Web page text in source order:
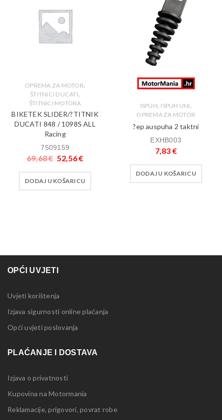
OPREMA ZA MOTOR,
ŠTITNICI DUCATI,
ŠTITNICI MOTORA
BIKETEK SLIDER/?TITNIK
DUCATI 848 / 1098S ALL
Racing
7509159
69,68€ 52,56€
DODAJ U KOŠARICU
ISPUH, ISPUH UNI,
OPREMA ZA MOTOR
?ep auspuha 2 taktni
EXHB003
7,83 €
DODAJ U KOŠARICU
OPĆI UVJETI
Uvjeti korištenja
Izjava sigurnosti online plaćanja
Opći uvjeti poslovanja
PLAĆANJE I DOSTAVA
Izjava o privatnosti
Kupovina na Motormania
Reklamacije, prigovori, povrat robe